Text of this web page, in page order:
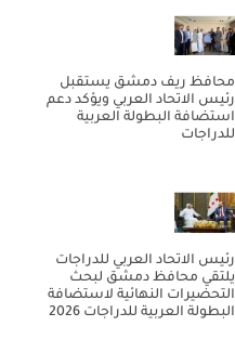
محافظ ريف دمشق يستقبل
رئيس الاتحاد العربي ويؤكد دعم
استضافة البطولة العربية
للدراجات
رئيس الاتحاد العربي للدراجات
يلتقي محافظ دمشق لبحث
التحضيرات النهائية لاستضافة
البطولة العربية للدراجات 2026